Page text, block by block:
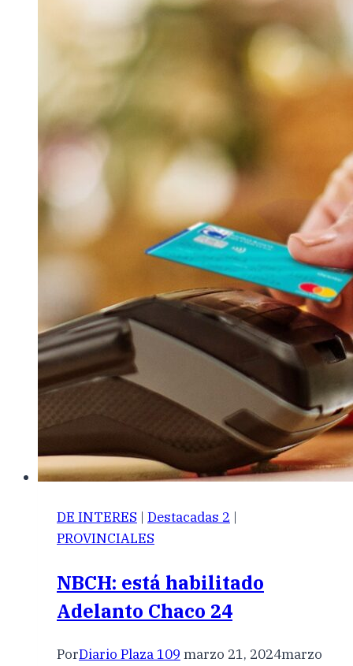
DE INTERES | Destacadas 2 |
PROVINCIALES
NBCH: está habilitado
Adelanto Chaco 24
PorDiario Plaza 109 marzo 21, 2024marzo